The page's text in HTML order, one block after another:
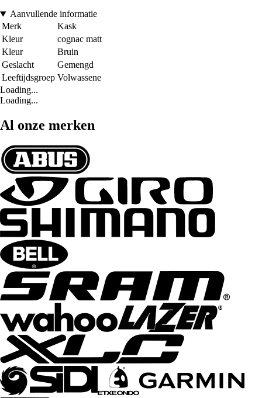
Aanvullende informatie
Merk
Kask
Kleur
cognac matt
Kleur
Bruin
Geslacht
Gemengd
Leeftijdsgroep Volwassene
Loading...
Loading...
Al onze merken